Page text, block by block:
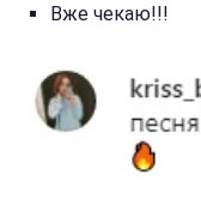
Вже чекаю!!!